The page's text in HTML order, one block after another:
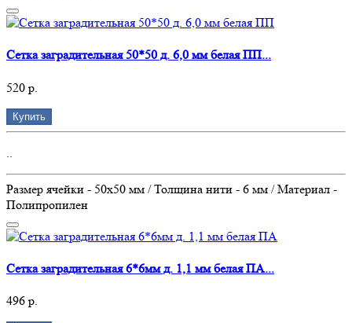
Сетка заградительная 50*50 д. 6,0 мм белая ПП...
520 р.
Купить
Размер ячейки - 50х50 мм / Толщина нити - 6 мм / Материал -
Полипропилен
Сетка заградительная 6*6мм д. 1,1 мм белая ПА...
496 р.